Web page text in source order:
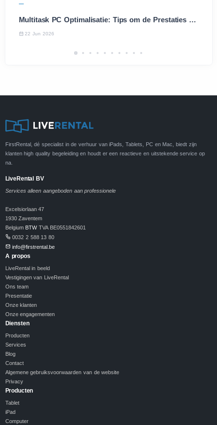
Multitask PC Optimalisatie: Tips om de Prestaties te Verbeteren
22 Jun 2026
FirstRental, dé specialist in de verhuur van iPads, Tablets, PC en Mac, biedt zijn
klanten high quality begeleiding en houdt er een reactieve en uitstekende service op
na.
LiveRental BV
Services alleen aangeboden aan professionele
Excelsiorlaan 47
1930 Zaventem
Belgium BTWTVA BE0551842601
0032 2 588 13 80
info@firstrental.be
A propos
LiveRental in beeld
Vestigingen van LiveRental
Ons team
Presentatie
Onze klanten
Onze engagementen
Diensten
Producten
Services
Blog
Contact
Algemene gebruiksvoorwaarden van de website
Privacy
Producten
Tablet
iPad
Computer